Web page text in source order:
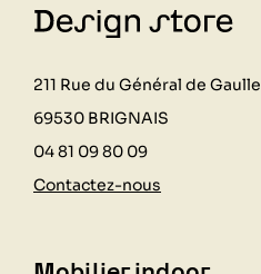
211 Rue du Général de Gaulle
69530 BRIGNAIS
04 81 09 80 09
Contactez-nous